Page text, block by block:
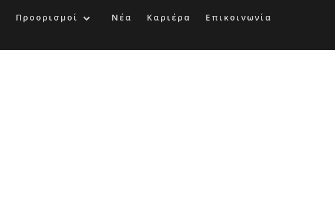
Προορισμοί Νέα Καριέρα Επικοινωνία